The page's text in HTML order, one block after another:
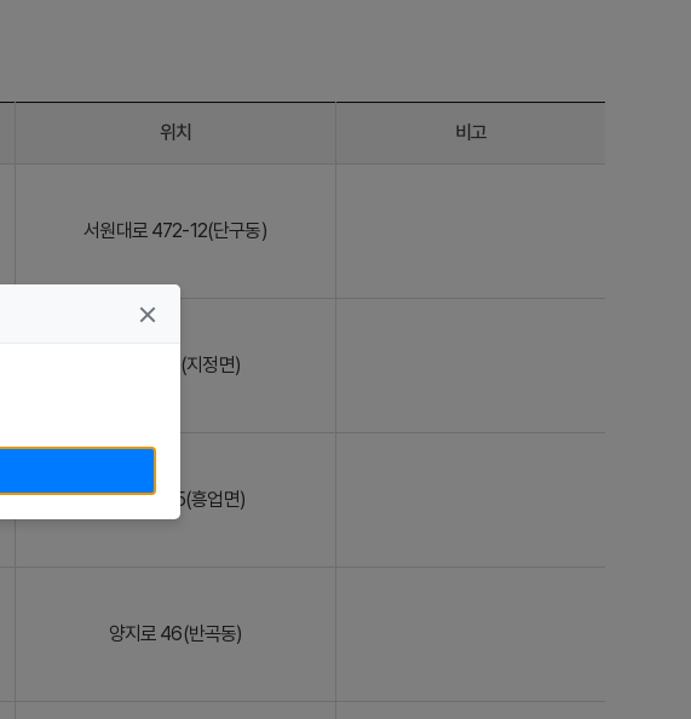
위치 비고
서원대로 472-12(단구동)
가곡로 61(지정면)
남원로 105(흥업면)
양지로 46(반곡동)